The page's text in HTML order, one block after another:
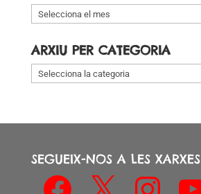
Arxiu
per
ARXIU PER CATEGORIA
Arxiu
per
SEGUEIX-NOS A LES XARXES
Facebook Instagram